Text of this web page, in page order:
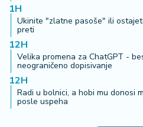
1H
Ukinite "zlatne pasoše" ili
preti
12H
Velika promena za ChatGPT -
neograničeno dopisivanje
12H
Radi u bolnici, a hobi mu donosi
posle uspeha